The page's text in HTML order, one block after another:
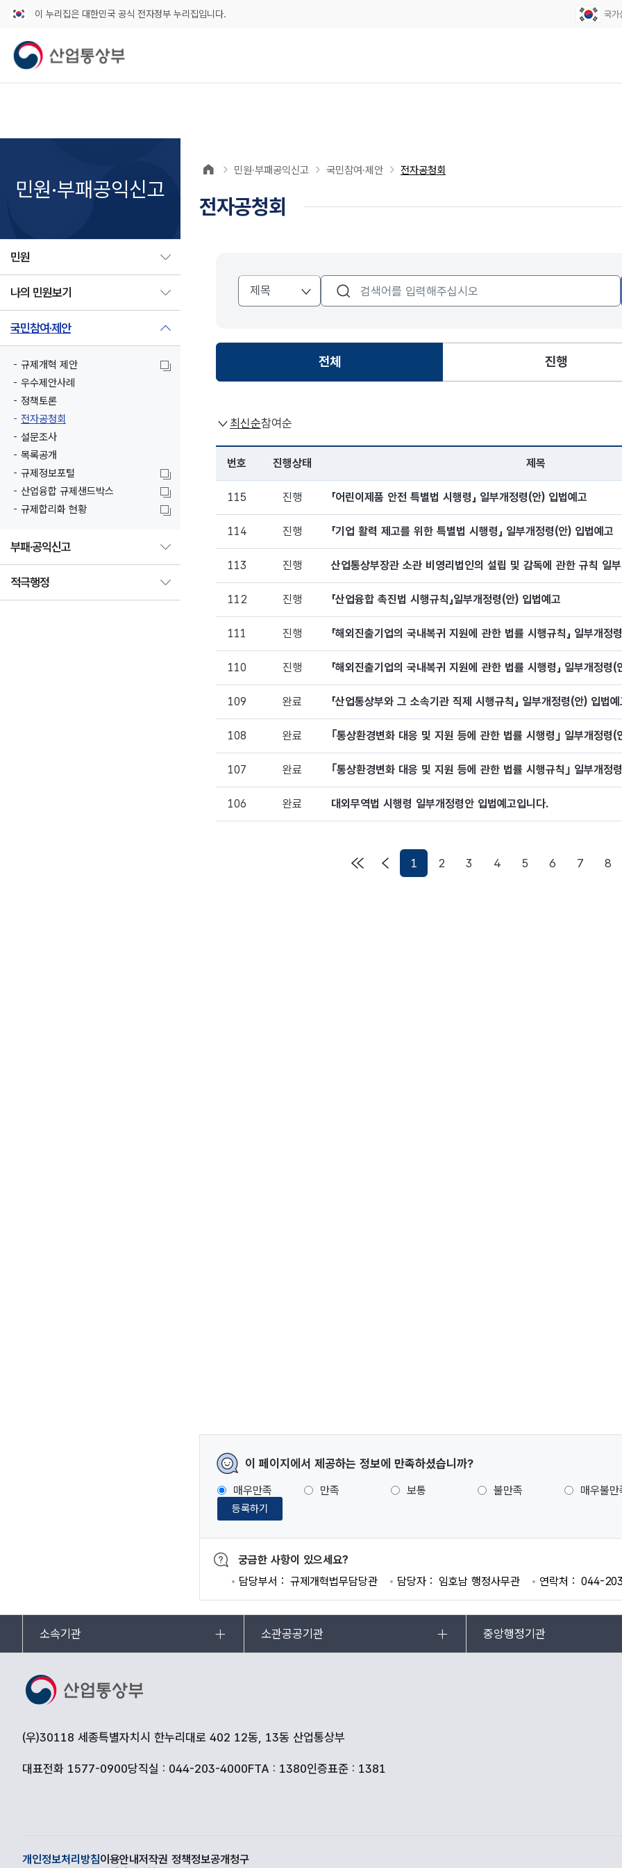
이 누리집은 대한민국 공식 전자정부 누리집입니다.
민원·부패공익신고
민원
나의 민원보기
국민참여·제안
규제개혁 제안
우수제안사례
정책토론
전자공청회
설문조사
목록공개
규제정보포털
산업융합 규제샌드박스
규제합리화 현황
부패·공익신고
적극행정
민원·부패공익신고 국민참여·제안 전자공청회
전자공청회
이 페이지에서 제공하는 정보에 만족하셨습니까?
매우만족 만족 보통 불만족 매우불만
등록하기
궁금한 사항이 있으세요?
담당부서
규제개혁법무담당관 담당자 임호남 행정사무관 연락처 044-
소속기관 소관공공기관 중앙행정기관
(우)30118 세종특별자치시 한누리대로 402 12동, 13동 산업통상부
대표전화 1577-0900당직실 : 044-203-4000FTA : 1380인증표준 : 1381
개인정보처리방침이용안내저작권 정책정보공개청구